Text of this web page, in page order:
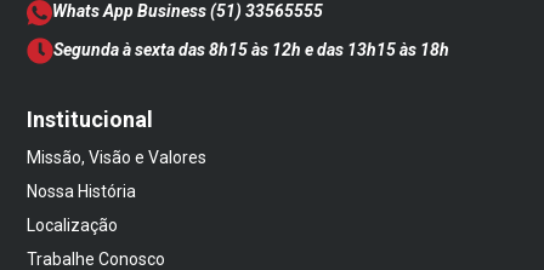
Whats App Business(51) 33565555
Segunda à sexta das 8h15 às 12h e das 13h15 às 18h
Institucional
Missão, Visão e Valores
Nossa História
Localização
Trabalhe Conosco